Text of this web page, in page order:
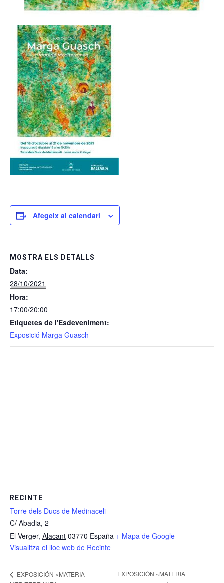
Afegeix al calendari
MOSTRA ELS DETALLS
Data:
28/10/2021
Hora:
17:00/20:00
Etiquetes de l'Esdeveniment:
Exposició Marga Guasch
RECINTE
Torre dels Ducs de Medinaceli
C/ Abadia, 2
El Verger, Alacant 03770 España + Mapa de Google
Visualitza el lloc web de Recinte
EXPOSICIÓN «MATERIA
EXPOSICIÓN «MATERIA